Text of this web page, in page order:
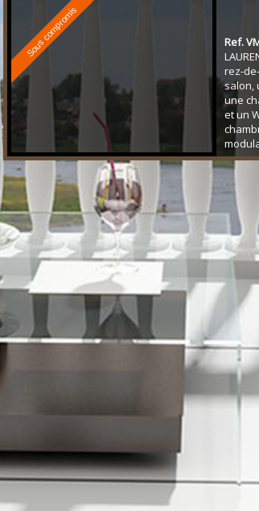
pallier
Sous compromis Ref.
rez-
salon,
une
et un
d'un
et un
carrés.